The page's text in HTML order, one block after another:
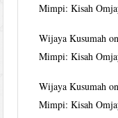
Mimpi: Kisah
Wijaya Kusumah
Mimpi: Kisah
Wijaya Kusumah
Mimpi: Kisah